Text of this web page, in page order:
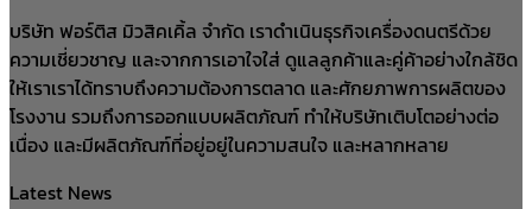
฿990.00.฿890.00.
บริษัท ฟอร์ติส มิวสิคเคิ้ล จำกัด เราดำเนินธุรกิจเครื่องดนตรีด้วย
ความเชี่ยวชาญ และจากการเอาใจใส่ ดูแลลูกค้าและคู่ค้าอย่างใกล้ชิด
ให้เราเราได้ทราบถึงความต้องการตลาด และศักยภาพการผลิตของ
โรงงาน รวมถึงการออกแบบผลิตภัณฑ์ ทำให้บริษัทเติบโตอย่างต่อ
เนื่อง และมีผลิตภัณฑ์ที่อยู่อยู่ในความสนใจ และหลากหลาย
Latest News